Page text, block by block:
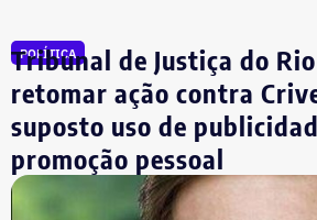
Dr. Luizinho
R$
Leniel Borel
R$
*Valor correspondente à soma de R$
convertidos de dólar e R$ 88.000,00 em reais
POLÍTICA
Tribunal de Justiça do
retomar ação contra
suposto uso de
promoção pessoal